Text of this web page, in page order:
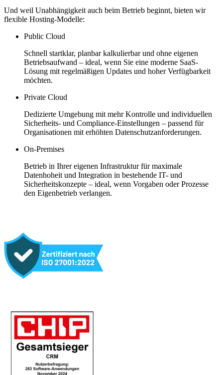
Und weil Unabhängigkeit auch beim Betrieb beginnt, bieten wir
flexible Hosting-Modelle:
Public Cloud
Schnell startklar, planbar kalkulierbar und ohne eigenen
Betriebsaufwand – ideal, wenn Sie eine moderne SaaS-
Lösung mit regelmäßigen Updates und hoher Verfügbarkeit
möchten.
Private Cloud
Dedizierte Umgebung mit mehr Kontrolle und individuellen
Sicherheits- und Compliance-Einstellungen – passend für
Organisationen mit erhöhten Datenschutzanforderungen.
On-Premises
Betrieb in Ihrer eigenen Infrastruktur für maximale
Datenhoheit und Integration in bestehende IT- und
Sicherheitskonzepte – ideal, wenn Vorgaben oder Prozesse
den Eigenbetrieb verlangen.